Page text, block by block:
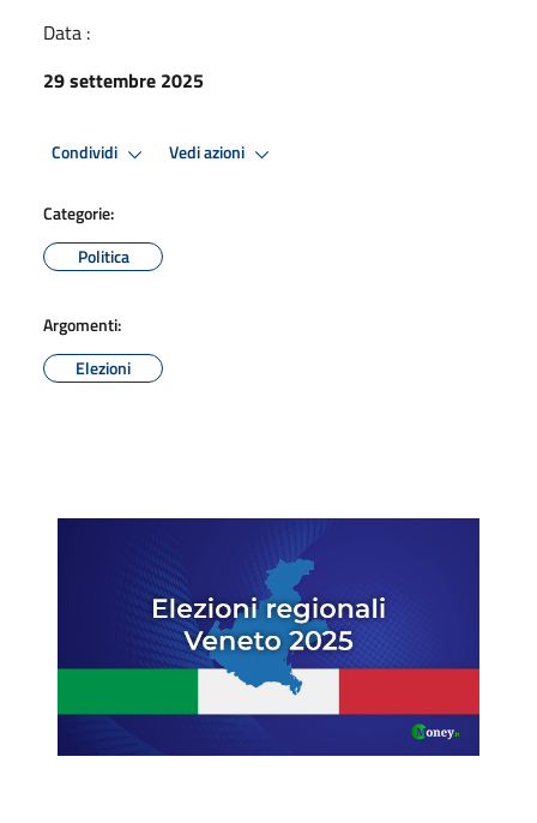
Data :
29 settembre 2025
Condividi Vedi azioni
Categorie:
Politica
Argomenti:
Elezioni